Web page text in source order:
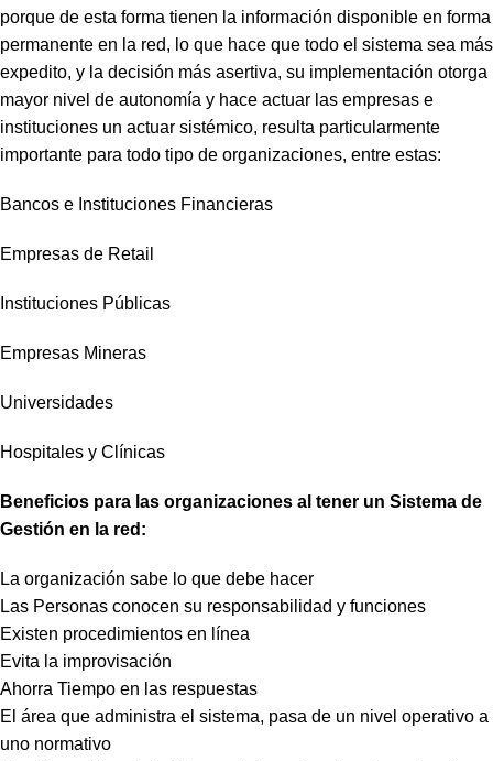
porque de esta forma tienen la información disponible en forma
permanente en la red, lo que hace que todo el sistema sea más
expedito, y la decisión más asertiva, su implementación otorga
mayor nivel de autonomía y hace actuar las empresas e
instituciones un actuar sistémico, resulta particularmente
importante para todo tipo de organizaciones, entre estas:
Bancos e Instituciones Financieras
Empresas de Retail
Instituciones Públicas
Empresas Mineras
Universidades
Hospitales y Clínicas
Beneficios para las organizaciones al tener un Sistema de
Gestión en la red:
La organización sabe lo que debe hacer
Las Personas conocen su responsabilidad y funciones
Existen procedimientos en línea
Evita la improvisación
Ahorra Tiempo en las respuestas
El área que administra el sistema, pasa de un nivel operativo a
uno normativo